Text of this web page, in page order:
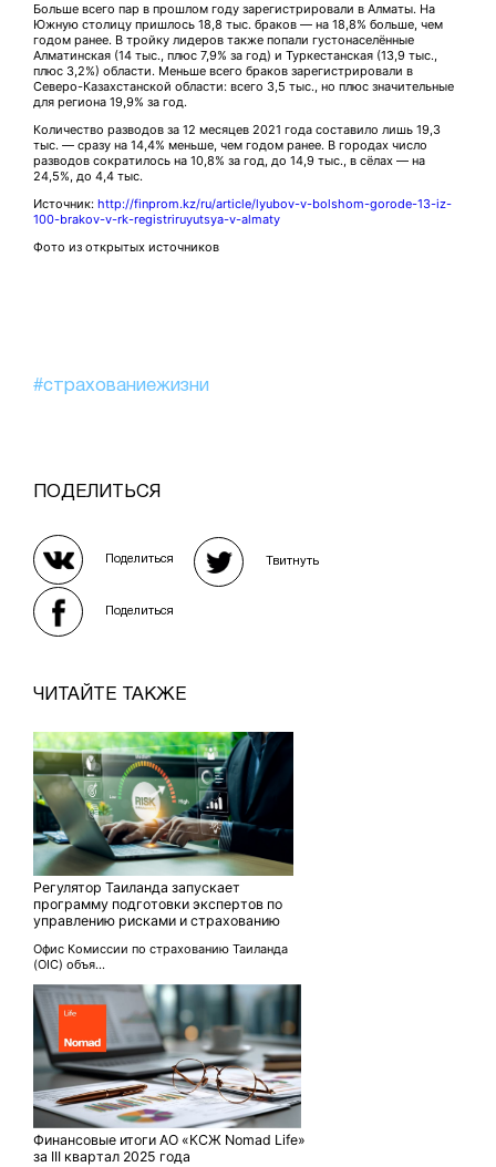
Больше всего пар в прошлом году зарегистрировали в Алматы. На
Южную столицу пришлось 18,8 тыс. браков — на 18,8% больше, чем
годом ранее. В тройку лидеров также попали густонаселённые
Алматинская (14 тыс., плюс 7,9% за год) и Туркестанская (13,9 тыс.,
плюс 3,2%) области. Меньше всего браков зарегистрировали в
Северо-Казахстанской области: всего 3,5 тыс., но плюс значительные
для региона 19,9% за год.
Количество разводов за 12 месяцев 2021 года составило лишь 19,3
тыс. — сразу на 14,4% меньше, чем годом ранее. В городах число
разводов сократилось на 10,8% за год, до 14,9 тыс., в сёлах — на
24,5%, до 4,4 тыс.
Источник: http://finprom.kz/ru/article/lyubov-v-bolshom-gorode-13-iz-
100-brakov-v-rk-registriruyutsya-v-almaty
Фото из открытых источников
#страхованиежизни
ПОДЕЛИТЬСЯ
Поделиться Твитнуть
Поделиться
ЧИТАЙТЕ ТАКЖЕ
Регулятор Таиланда запускает
программу подготовки экспертов по
управлению рисками и страхованию
Офис Комиссии по страхованию Таиланда
(OIC) объя...
Финансовые итоги АО «КСЖ Nomad Life»
за III квартал 2025 года